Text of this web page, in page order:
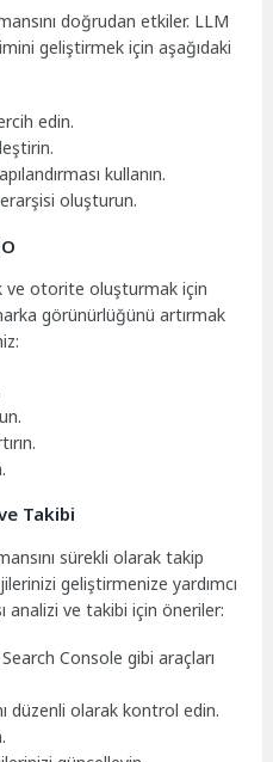
doğrudan etkiler. LLM
geliştirmek için aşağıdaki
edin.
kullanın.
oluşturun.
ve otorite oluşturmak için
görünürlüğünü artırmak
Takibi
sürekli olarak takip
geliştirmenize yardımcı
analizi ve takibi için öneriler:
Console gibi araçları
düzenli olarak kontrol edin.